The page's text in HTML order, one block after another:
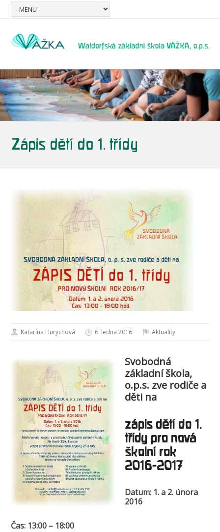
Zápis dětí do 1. třídy
Katarína Hurychová 6. ledna 2016 Aktuality
Svobodná
základní škola,
o.p.s. zve rodiče a
děti na
zápis dětí do 1.
třídy pro nová
školní rok
2016-2017
Datum: 1. a 2. února
2016
Čas: 13:00 – 18:00